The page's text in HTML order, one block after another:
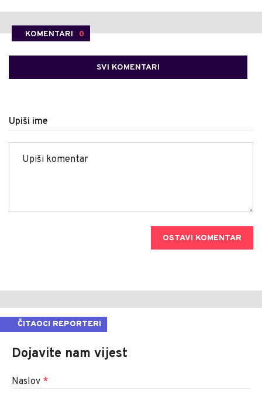
KOMENTARI 0
SVI KOMENTARI
Upiši ime
OSTAVI KOMENTAR
ČITAOCI REPORTERI
Dojavite nam vijest
Naslov *